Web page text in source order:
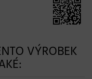
VÝROBEK